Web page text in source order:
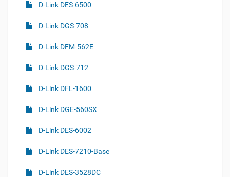
D-Link DES-6500
D-Link DGS-708
D-Link DFM-562E
D-Link DGS-712
D-Link DFL-1600
D-Link DGE-560SX
D-Link DES-6002
D-Link DES-7210-Base
D-Link DES-3528DC